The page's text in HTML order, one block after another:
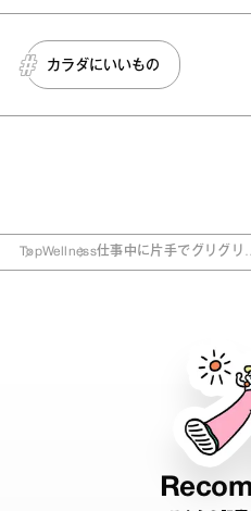
カラダにいいもの
TopWellness仕事中に片手でグリグリ